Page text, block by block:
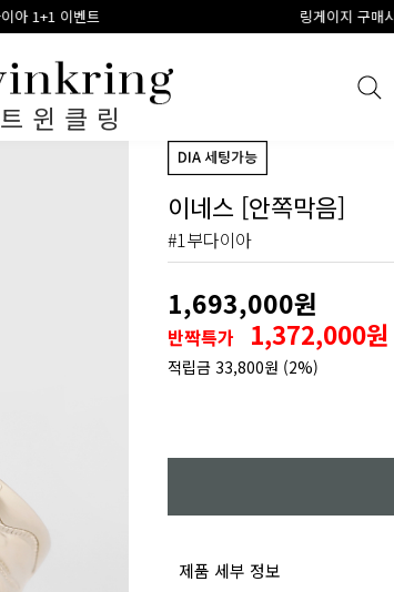
링게이지 구매시 100% 적립금 환급
트윈클링
이네스 [안쪽막음]
#1부다이아
1,693,000원
반짝특가 1,372,000원
적립금 33,800원 (2%)
제품 세부 정보